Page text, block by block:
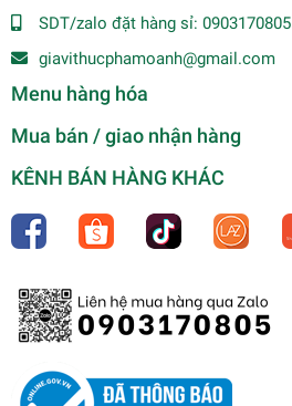
SDT/zalo đặt hàng sỉ: 0903170805
giavithucphamoanh@gmail.com
Menu hàng hóa
Mua bán / giao nhận hàng
KÊNH BÁN HÀNG KHÁC
0₫